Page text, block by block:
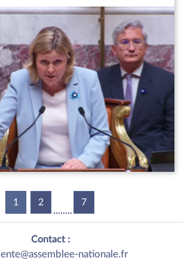
1 (current)
2 7
Contact :
nationale.fr